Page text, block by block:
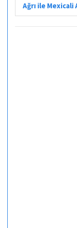
Ağrı ile Mexicali